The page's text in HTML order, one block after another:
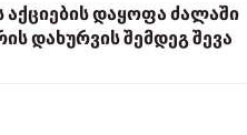
აქციების დაყოფა ძალაში
დახურვის შემდეგ შევა